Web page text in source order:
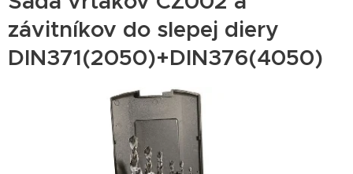
závitníkov do slepej diery
DIN371(2050)+DIN376(4050)